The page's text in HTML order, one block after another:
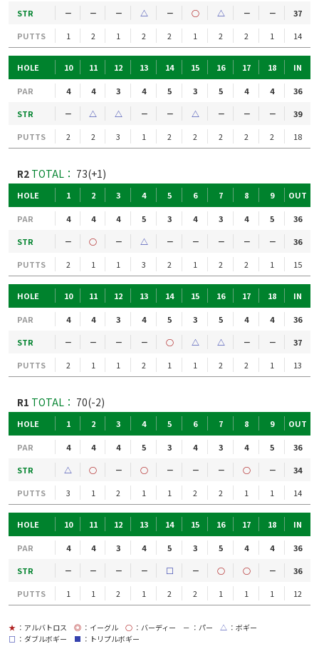
STR
－ － － △ － ○ △ － －
37
PUTTS
1 2 1 2 2 1 2 2 1 14
HOLE 10 11 12 13 14 15 16 17 18 IN
PAR 4 4 3 4 5 3 5 4 4
36
STR
－ △ △ － － △ － － －
39
PUTTS
2 2 3 1 2 2 2 2 2 18
R2 TOTAL： 73(+1)
HOLE 1 2 3 4 5 6 7 8 9 OUT
PAR 4 4 4 5 3 4 3 4 5
36
STR
－ ○ － △ － － － － －
36
PUTTS
2 1 1 3 2 1 2 2 1 15
HOLE 10 11 12 13 14 15 16 17 18 IN
PAR 4 4 3 4 5 3 5 4 4
36
STR
－ － － － ○ △ △ － －
37
PUTTS
2 1 1 2 1 1 2 2 1 13
R1 TOTAL： 70(-2)
HOLE 1 2 3 4 5 6 7 8 9 OUT
PAR 4 4 4 5 3 4 3 4 5
36
STR
△ ○ － ○ － － － ○ －
34
PUTTS
3 1 2 1 1 2 2 1 1 14
HOLE 10 11 12 13 14 15 16 17 18 IN
PAR 4 4 3 4 5 3 5 4 4
36
STR
－ － － － □ － ○ ○ －
36
PUTTS
1 1 2 1 2 2 1 1 1 12
★ ：アルバトロス ◎ ：イーグル ○ ：バーディー － ：パー △ ：ボギー
□ ：ダブルボギー ■ ：トリプルボギー